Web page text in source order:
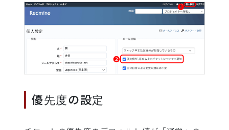
優先度の設定